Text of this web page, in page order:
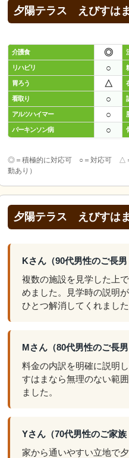
夕陽テラス えびすは
介護食 ◎
リハビリ ○
胃ろう △
看取り ○
アルツハイマー ○
パーキンソン病 ○
◎＝積極的に対応可 ○＝対応可 △
動あり）
夕陽テラス えびすは
Kさん（90代男性のご長男
複数の施設を見学した上
めました。見学時の説明
ひとつ解消してくれました
Mさん（80代男性のご長男
料金の内訳を明確に説明
すはまなら無理のない範
ました。
Yさん（70代男性のご家族
家から通いやすい立地で